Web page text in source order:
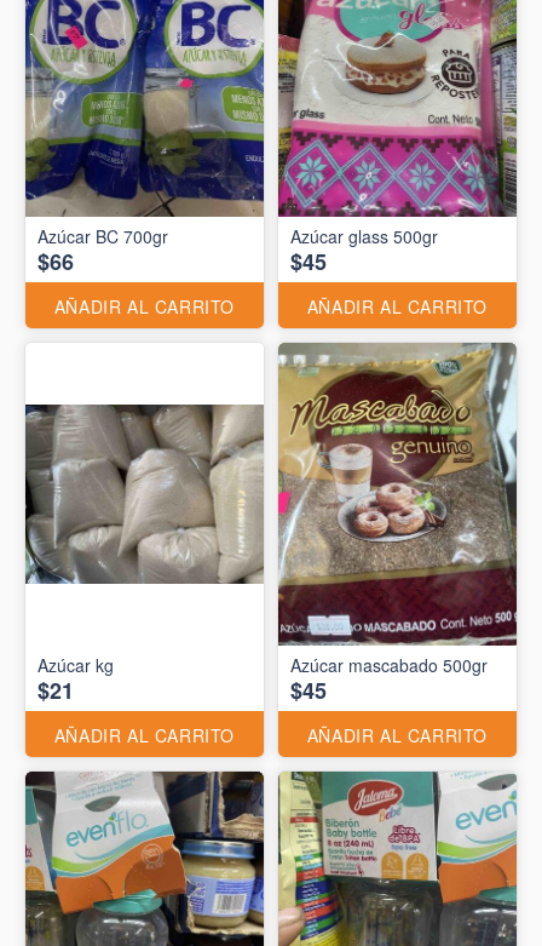
Azúcar BC 700gr
$66
AÑADIR AL CARRITO
Azúcar glass 500gr
$45
AÑADIR AL CARRITO
Azúcar kg
$21
AÑADIR AL CARRITO
Azúcar mascabado 500gr
$45
AÑADIR AL CARRITO